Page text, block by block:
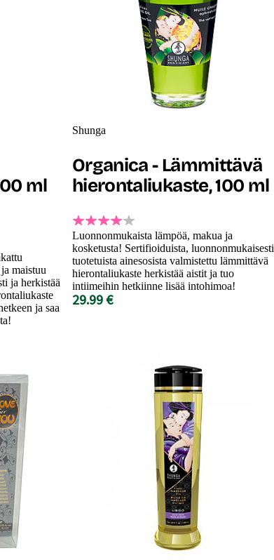
ml
maistuu
ja herkistää
ja saa
Shunga
Organica - Lämmittävä
hierontaliukaste, 100 ml
Luonnonmukaista lämpöä, makua ja
kosketusta! Sertifioiduista, luonnonmukaisesti
tuotetuista ainesosista valmistettu lämmittävä
hierontaliukaste herkistää aistit ja tuo
intiimeihin hetkiinne lisää intohimoa!
29.99 €